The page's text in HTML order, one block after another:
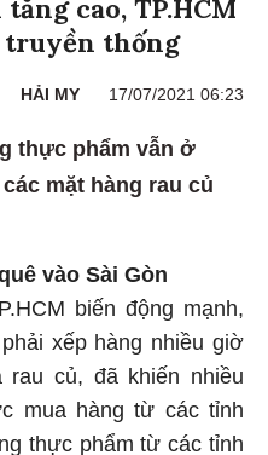
truyền thống
HẢI MY 17/07/2021 06:23
thực phẩm vẫn ở
mặt hàng rau củ
vào Sài Gòn
biến động mạnh,
xếp hàng nhiều giờ
củ, đã khiến nhiều
mua hàng từ các tỉnh
thực phẩm từ các tỉnh